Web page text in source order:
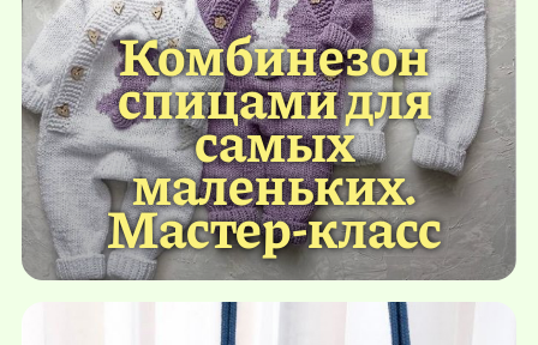
Комбинезон
спицами для
самых
маленьких.
Мастер-класс